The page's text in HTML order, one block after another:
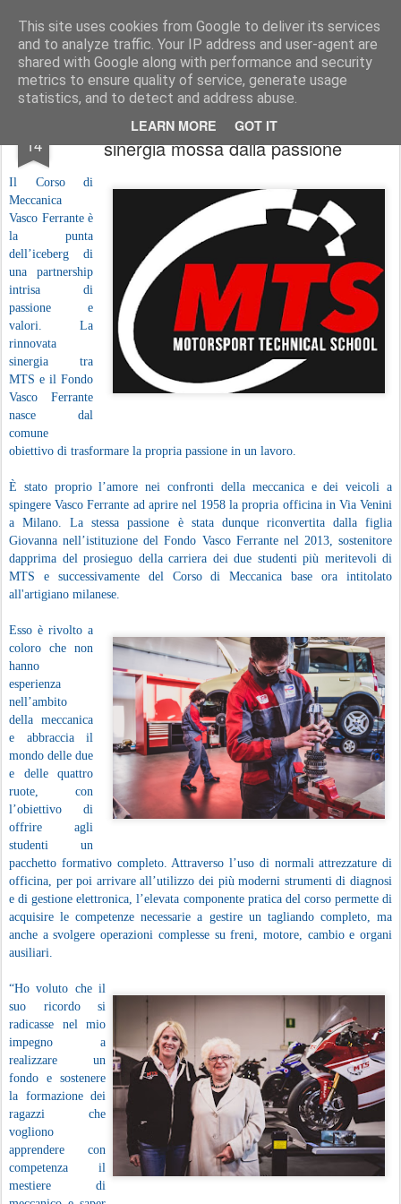
This site uses cookies from Google to deliver its services
and to analyze traffic. Your IP address and user-agent are
shared with Google along with performance and security
metrics to ensure quality of service, generate usage
statistics, and to detect and address abuse.
LEARN MORE GOT IT
AutoMotoCorse. Motorsport Random News 280912
14
MTS e il Fondo Vasco Ferrante: una
sinergia mossa dalla passione
Il Corso di
Meccanica
Vasco Ferrante è
la punta
dell’iceberg di
una partnership
intrisa di
passione e
valori. La
rinnovata
sinergia tra
MTS e il Fondo
Vasco Ferrante
nasce dal
comune
obiettivo di trasformare la propria passione in un lavoro.
È stato proprio l’amore nei confronti della meccanica e dei veicoli a
spingere Vasco Ferrante ad aprire nel 1958 la propria officina in Via Venini
a Milano. La stessa passione è stata dunque riconvertita dalla figlia
Giovanna nell’istituzione del Fondo Vasco Ferrante nel 2013, sostenitore
dapprima del prosieguo della carriera dei due studenti più meritevoli di
MTS e successivamente del Corso di Meccanica base ora intitolato
all'artigiano milanese.
Esso è rivolto a
coloro che non
hanno
esperienza
nell’ambito
della meccanica
e abbraccia il
mondo delle due
e delle quattro
ruote, con
l’obiettivo di
offrire agli
studenti un
pacchetto formativo completo. Attraverso l’uso di normali attrezzature di
officina, per poi arrivare all’utilizzo dei più moderni strumenti di diagnosi
e di gestione elettronica, l’elevata componente pratica del corso permette di
acquisire le competenze necessarie a gestire un tagliando completo, ma
anche a svolgere operazioni complesse su freni, motore, cambio e organi
ausiliari.
“Ho voluto che il
suo ricordo si
radicasse nel mio
impegno a
realizzare un
fondo e sostenere
la formazione dei
ragazzi che
vogliono
apprendere con
competenza il
mestiere di